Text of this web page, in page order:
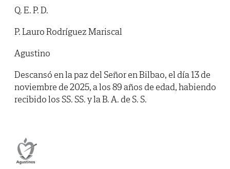
Q. E. P. D.
P. Lauro Rodríguez Mariscal
Agustino
Descansó en la paz del Señor en Bilbao, el día 13 de
noviembre de 2025, a los 89 años de edad, habiendo
recibido los SS. SS. y la B. A. de S. S.